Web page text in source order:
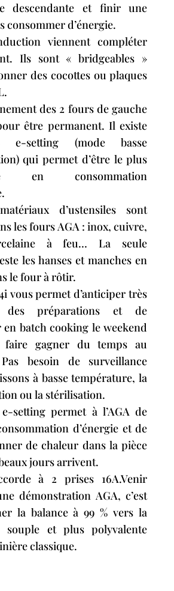
descendante et finir une
consommer d’énergie.
viennent compléter
Ils sont « bridgeables »
des cocottes ou plaques
des 2 fours de gauche
être permanent. Il existe
e-setting (mode basse
qui permet d’être le plus
en consommation
d’ustensiles sont
les fours AGA : inox, cuivre,
à feu… La seule
les hanses et manches en
le four à rôtir.
vous permet d’anticiper très
des préparations et de
batch cooking le weekend
gagner du temps au
besoin de surveillance
à basse température, la
ou la stérilisation.
setting permet à l’AGA de
d’énergie et de
de chaleur dans la pièce
jours arrivent.
à 2 prises 16A.Venir
démonstration AGA, c’est
la balance à 99 % vers la
souple et plus polyvalente
classique.